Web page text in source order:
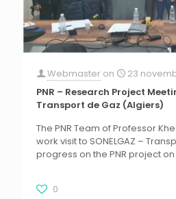
Webmaster on
23
PNR – Research Project
Transport de Gaz (Algiers)
The PNR Team of Professor
work visit to SONELGAZ –
progress on the PNR project
0